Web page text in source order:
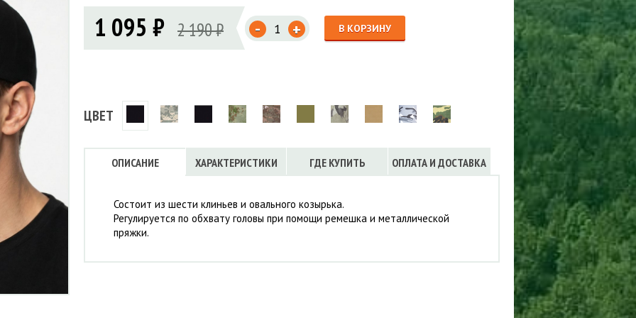
МЕМБРАННАЯ ОДЕЖДА
Куртки мембранные
Брюки мембранные
Флисовые брюки
Флисовые кофты
ЖИЛЕТЫ
ТРУСЫ
ЮБКИ, ПЛАТЬЯ
ПОСУДА
КЕМПИНГОВАЯ МЕБЕЛЬ
КОБУРЫ, ЧЕХЛЫ, РЕМНИ
КобурыОбложки, сумки
1 095 ₽ 2 190 ₽ - + В КОРЗИНУ
ЦВЕТ
ОПИСАНИЕ ХАРАКТЕРИСТИКИ ГДЕ КУПИТЬ ОПЛАТА И ДОСТАВКА
Состоит из шести клиньев и овального козырька.
Регулируется по обхвату головы при помощи ремешка и металлической
пряжки.